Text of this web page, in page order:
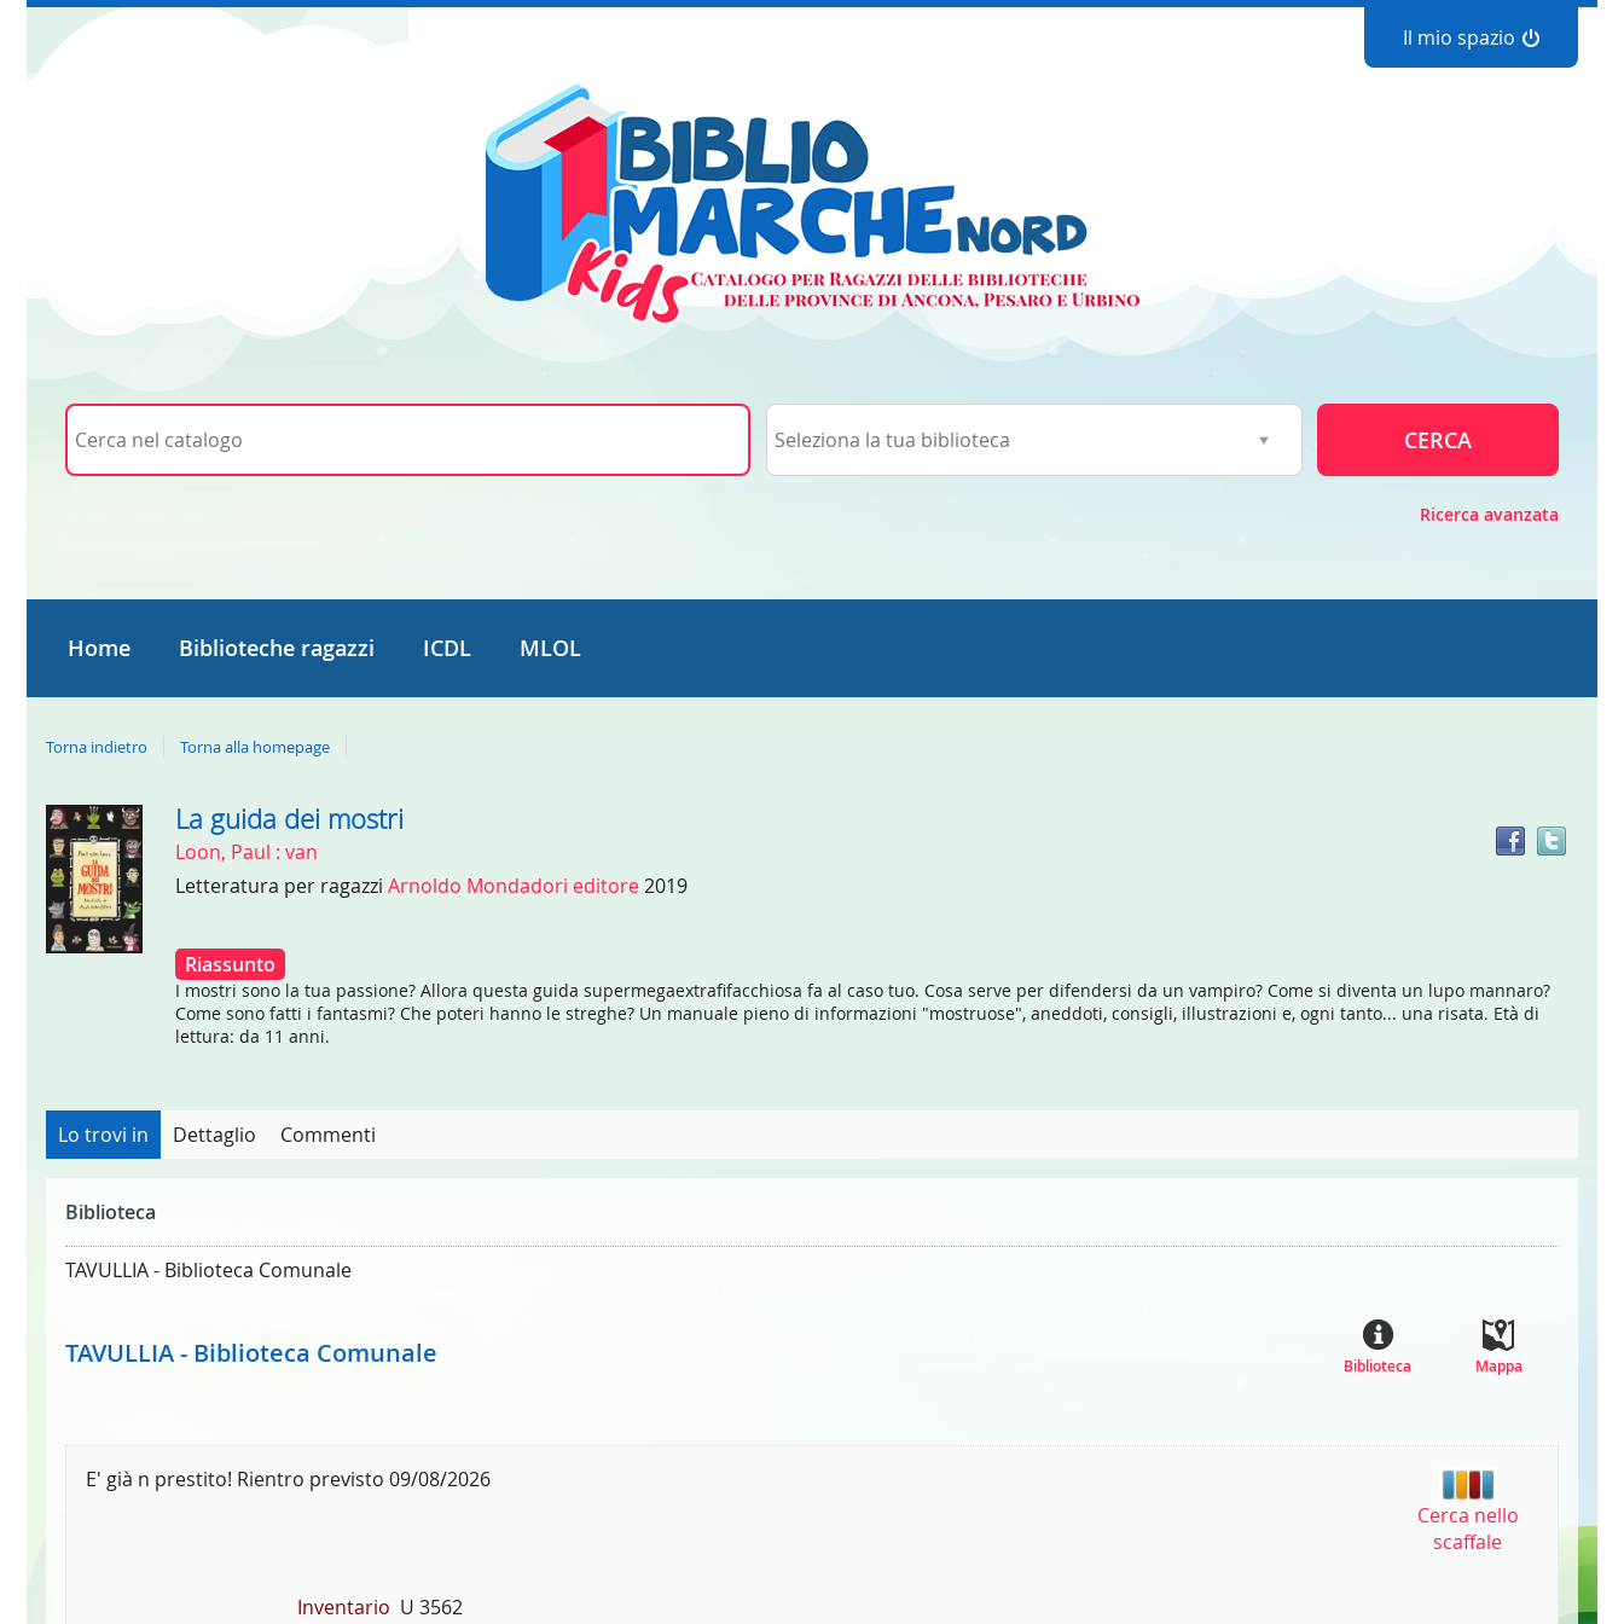
Il mio spazio
Cerca su "Cerca nel catalogo"
CERCA
Ricerca avanzata
Home Biblioteche ragazzi ICDL MLOL
Torna indietro Torna alla homepage
Dettaglio
del
documento
La guida dei mostri
Loon, Paul : van
Letteratura per ragazzi Arnoldo Mondadori editore2019
Riassunto
I mostri sono la tua passione? Allora questa guida supermegaextrafifacchiosa fa al caso tuo. Cosa serve per difendersi da un vampiro? Come si diventa un lupo mannaro?
Come sono fatti i fantasmi? Che poteri hanno le streghe? Un manuale pieno di informazioni "mostruose", aneddoti, consigli, illustrazioni e, ogni tanto... una risata. Età di
lettura: da 11 anni.
Lo trovi in Dettaglio Commenti
Biblioteca
TAVULLIA - Biblioteca Comunale
TAVULLIA - Biblioteca Comunale Mappa
Biblioteca
E' già n prestito! Rientro previsto 09/08/2026
Inventario U 3562
Cerca nello
scaffale